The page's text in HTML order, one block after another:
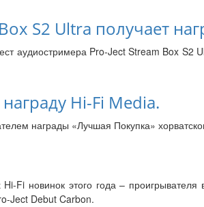
S2 Ultra получает
аудиостримера Pro-Ject Stream Box S2
Hi-Fi Media.
награды «Лучшая Покупка»
Fi новинок этого года –
Ject Debut Carbon.